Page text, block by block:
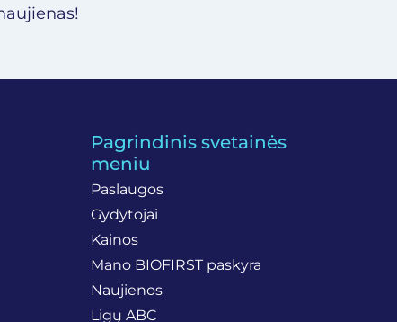
Pagrindinis svetainės
meniu
Paslaugos
Gydytojai
Kainos
Mano BIOFIRST paskyra
Naujienos
Ligų ABC